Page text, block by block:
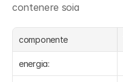
contenere soia
componente
energia: